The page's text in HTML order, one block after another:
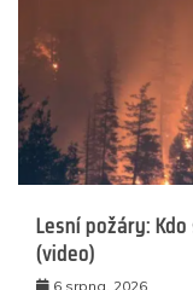
Lesní požáry:
(video)
6 srpna, 2026